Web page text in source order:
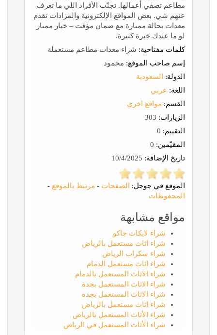
مطاعم تصفي أعمالها. تجنّب الأفراد اللي ما تعرف
عنهم شي. بعض المواقع الإلكترونية والمزادات تقدم
معدات بحالة ممتازة مع ضمان مؤقت – خيار ممتاز
لو ما عندك خبرة كبيرة.
كلمات مفتاحية: شراء معدات مطاعم مستعملة
إسم صاحب الموقع: محمود
الدولة:
السعودية
اللغة: عربي
القسم: مواقع اخرى
الزيارات:
التقييم:
المقيّمين:
تاريخ الإضافة:
الموقع في جوجل: الصفحات - مرتبط بالموقع -
المحفوظات
مواقع مشابهة
شراء لايكات جاكو
شراء اثاث مستعمل بالرياض
شراء سكراب الرياض
شراء اثاث مستعمل الدمام
شراء الاثاث المستعمل بالدمام
شراء الاثاث المستعمل بجدة
شراء الاثاث المستعمل بجدة
شراء اثاث مستعمل بالرياض
شراء الأثاث المستعمل بالرياض
شراء الأثاث المستعمل في الرياض